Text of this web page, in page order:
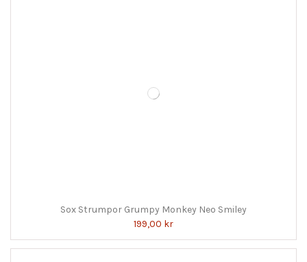
Sox Strumpor Grumpy Monkey Neo Smiley
199,00 kr